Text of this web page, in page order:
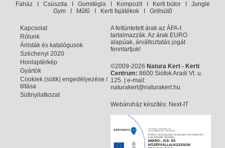
FaházI CsúszdaI GumitéglaI KompozitI Kerti bútorI Jungle
GymI Műfű Kerti fajátékokI Grillsütő
Kapcsolat
Rólunk
Árlisták és katalógusok
Széchenyi 2020
Honlaptérkép
Gyártók
Cookiek (sütik) engedélyezése /
tiltása
Sütinyilatkozat
A feltüntetett árak az ÁFA-t
tartalmazzák. Az árak EURO
alapúak, árváltoztatás jogát
fenntartjuk!
©2009-2026 Natura Kert - Kerti
Centrum: 8600 Siófok Aradi Vt. u.
125. | e-mail:
naturakert@naturakert.hu
Webáruház készítés: Next-IT